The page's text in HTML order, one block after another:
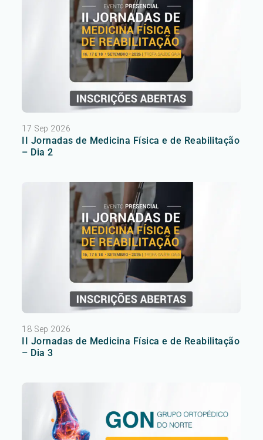
17 Sep 2026
II Jornadas de Medicina Física e de Reabilitação
– Dia 2
18 Sep 2026
II Jornadas de Medicina Física e de Reabilitação
– Dia 3